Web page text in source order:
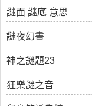
謎面 謎底 意思
謎夜幻晝
神之謎題23
狂樂謎之音